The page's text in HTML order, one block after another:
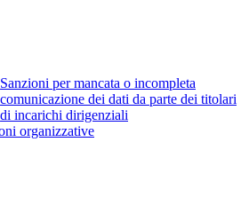
Sanzioni per mancata o incompleta
comunicazione dei dati da parte dei titolari
di incarichi dirigenziali
organizzative